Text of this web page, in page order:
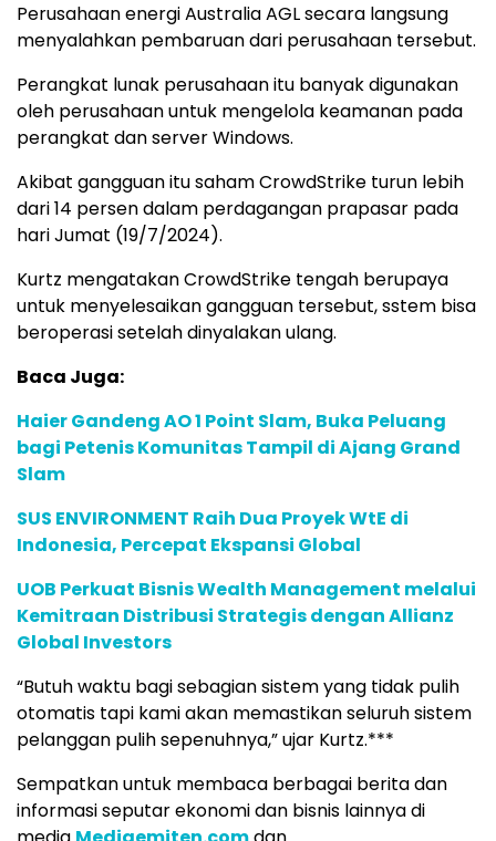
Perusahaan energi Australia AGL secara langsung
menyalahkan pembaruan dari perusahaan tersebut.
Perangkat lunak perusahaan itu banyak digunakan
oleh perusahaan untuk mengelola keamanan pada
perangkat dan server Windows.
Akibat gangguan itu saham CrowdStrike turun lebih
dari 14 persen dalam perdagangan prapasar pada
hari Jumat (19/7/2024).
Kurtz mengatakan CrowdStrike tengah berupaya
untuk menyelesaikan gangguan tersebut, sstem bisa
beroperasi setelah dinyalakan ulang.
Baca Juga:
Haier Gandeng AO 1 Point Slam, Buka Peluang
bagi Petenis Komunitas Tampil di Ajang Grand
Slam
SUS ENVIRONMENT Raih Dua Proyek WtE di
Indonesia, Percepat Ekspansi Global
UOB Perkuat Bisnis Wealth Management melalui
Kemitraan Distribusi Strategis dengan Allianz
Global Investors
“Butuh waktu bagi sebagian sistem yang tidak pulih
otomatis tapi kami akan memastikan seluruh sistem
pelanggan pulih sepenuhnya,” ujar Kurtz.***
Sempatkan untuk membaca berbagai berita dan
informasi seputar ekonomi dan bisnis lainnya di